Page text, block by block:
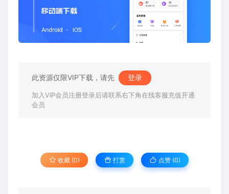
此资源仅限VIP下载，请先 登录
加入VIP会员注册登录后请联系右下角在线客服充值开通
会员
收藏 (0) 打赏 点赞 (0)